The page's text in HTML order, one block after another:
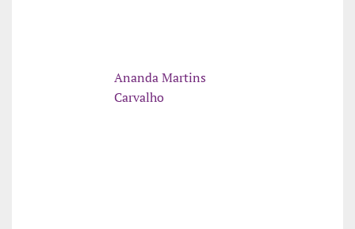
Ananda Martins
Carvalho